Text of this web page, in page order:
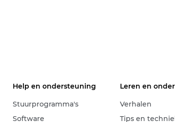
Help en ondersteuning
Stuurprogramma's
Software
Leren en
Verhalen
Tips en